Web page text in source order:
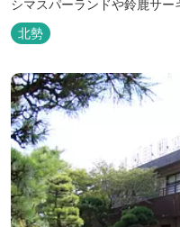
シマスパーランドや鈴鹿サ
食、イタリアン、中華と多彩
い。近鉄四日市駅から徒歩３
変便利です。
北勢